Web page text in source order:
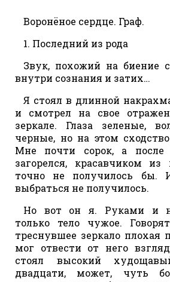
Воронёное сердце. Граф.
1. Последний из рода
Звук, похожий на биение
внутри сознания и затих…
Я стоял в длинной
и смотрел на свое
зеркале. Глаза зеленые,
черные, но на этом
Мне почти сорок, а после
загорелся, красавчиком из
точно не получилось бы.
выбраться не получилось.
Но вот он я. Руками и
только тело чужое.
треснувшее зеркало плохая
мог отвести от него
стоял высокий
двадцати, может, чуть